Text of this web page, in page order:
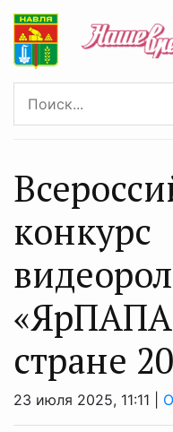
конкурс
стране
23 июля 2025, 11:11 |